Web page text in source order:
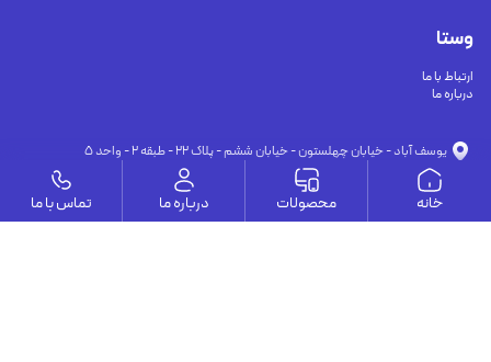
وستا
ارتباط با ما
درباره ما
يوسف آباد - خيابان چهلستون - خيابان ششم - پلاك ٢٢ - طبقه ٢ - واحد ٥
info@vesta-com.com
09126394251
09191302116
خانه محصولات درباره ما تماس با ما